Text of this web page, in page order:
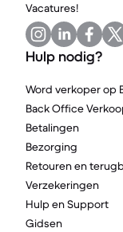
Vacatures!
Hulp nodig?
Word verkoper op
Back Office
Betalingen
Bezorging
Retouren en
Verzekeringen
Hulp en Support
Gidsen